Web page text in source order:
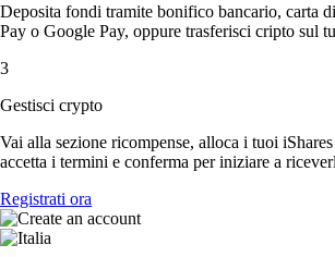
Deposita fondi tramite bonifico bancario, carta
Pay o Google Pay, oppure trasferisci cripto sul
3
Gestisci crypto
Vai alla sezione ricompense, alloca i tuoi
accetta i termini e conferma per iniziare a
Registrati ora